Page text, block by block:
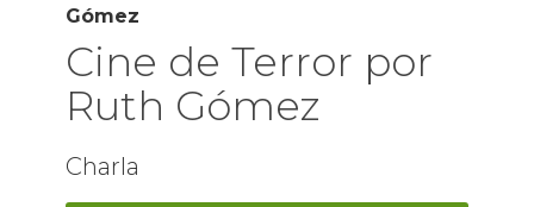
Gómez
Cine de Terror por
Ruth Gómez
Charla